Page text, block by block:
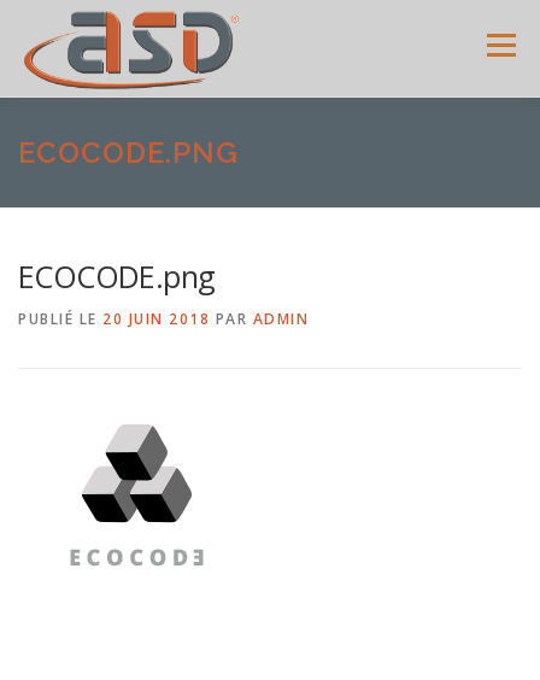
Menu
ACCUEIL SERVICES
CONTACT
ECOCODE.PNG
ECOCODE.png
PUBLIÉ LE 20 JUIN 2018 PAR ADMIN